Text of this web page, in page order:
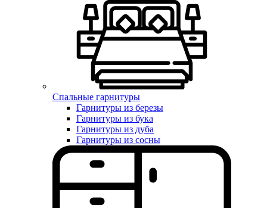
Спальные гарнитуры
Гарнитуры из березы
Гарнитуры из бука
Гарнитуры из дуба
Гарнитуры из сосны